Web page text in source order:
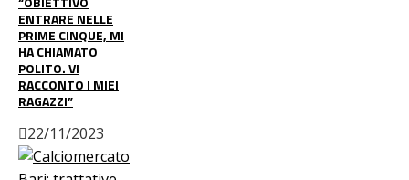
ENTRARE NELLE
PRIME CINQUE, MI
HA CHIAMATO
POLITO. VI
RACCONTO I MIEI
RAGAZZI”
22/11/2023